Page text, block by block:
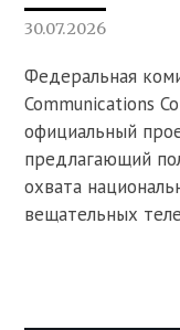
30.07.2026
Федеральная
Communications
официальный
предлагающий
охвата
вещательных